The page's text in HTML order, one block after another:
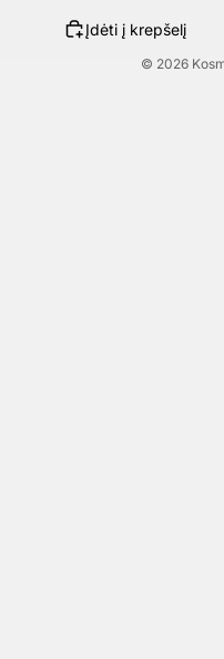
Įdėti į krepšelį
© 2026